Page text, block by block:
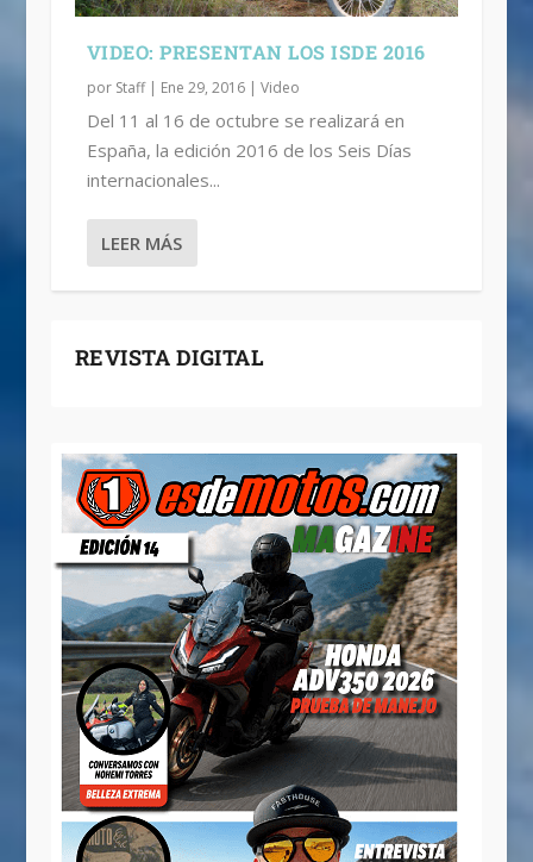
VIDEO: PRESENTAN LOS ISDE 2016
por Staff| Ene 29, 2016| Video
Del 11 al 16 de octubre se realizará en
España, la edición 2016 de los Seis Días
internacionales...
LEER MÁS
REVISTA DIGITAL